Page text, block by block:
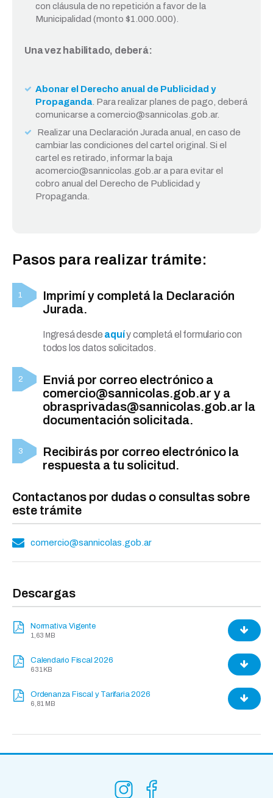
con cláusula de no repetición a favor de la
Municipalidad (monto $1.000.000).
Una vez habilitado, deberá:
Abonar el Derecho anual de Publicidad y
Propaganda . Para realizar planes de pago, deberá
comunicarse a comercio@sannicolas.gob.ar.
Realizar una Declaración Jurada anual, en caso de
cambiar las condiciones del cartel original. Si el
cartel es retirado, informar la baja
acomercio@sannicolas.gob.ar a para evitar el
cobro anual del Derecho de Publicidad y
Propaganda.
Pasos para realizar trámite:
Imprimí y completá la Declaración
Jurada.
Ingresá desde aquíy completá el formulario con
todos los datos solicitados.
Enviá por correo electrónico a
comercio@sannicolas.gob.ar y a
obrasprivadas@sannicolas.gob.ar la
documentación solicitada.
Recibirás por correo electrónico la
respuesta a tu solicitud.
Contactanos por dudas o consultas sobre
este trámite
comercio@sannicolas.gob.ar
Descargas
Normativa Vigente
1,63 MB
Calendario Fiscal 2026
631 KB
Ordenanza Fiscal y Tarifaria 2026
6,81 MB